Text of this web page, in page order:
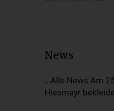
News
...Alle News Am
Hiesmayr